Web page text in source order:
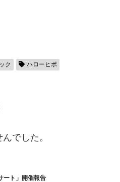
ク ハローヒポ
でした。
ート」開催報告